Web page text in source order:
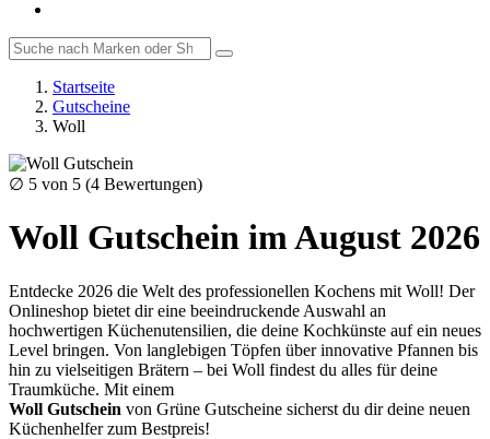
Startseite
Gutscheine
Woll
∅ 5 von 5 (4 Bewertungen)
Woll Gutschein im August 2026
Entdecke 2026 die Welt des professionellen Kochens mit Woll! Der
Onlineshop bietet dir eine beeindruckende Auswahl an
hochwertigen Küchenutensilien, die deine Kochkünste auf ein neues
Level bringen. Von langlebigen Töpfen über innovative Pfannen bis
hin zu vielseitigen Brätern – bei Woll findest du alles für deine
Traumküche. Mit einem
Woll Gutschein von Grüne Gutscheine sicherst du dir deine neuen
Küchenhelfer zum Bestpreis!